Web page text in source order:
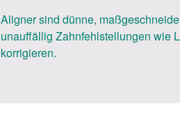
Aligner sind dünne,
unauffällig Zahnfehlstellungen wie
korrigieren.